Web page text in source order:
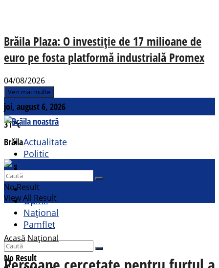
Brăila Plaza: O investiție de 17 milioane de
euro pe fosta platformă industrială Promex
04/08/2026
Vezi mai multe
joi, august 6, 2026
31°c
Brăila
Contact
Actualitate
Politic
Cultural
Opinii
Național
Pamflet
No Result
No Result
View All Result
AcasăNațional